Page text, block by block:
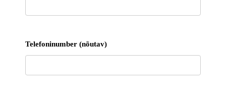
Telefoninumber (nõutav)